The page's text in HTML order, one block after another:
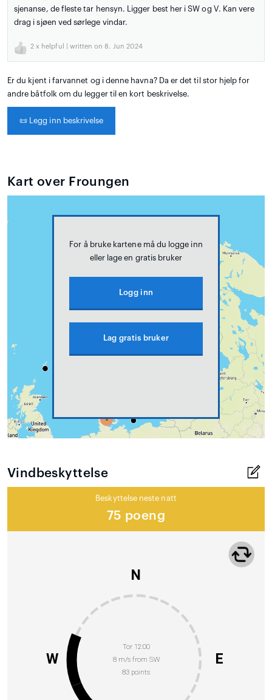
sjenanse, de fleste tar hensyn. Ligger best her i SW og V. Kan vere
drag i sjøen ved sørlege vindar.
2 x helpful | written on 8. Jun 2024
Er du kjent i farvannet og i denne havna? Da er det til stor hjelp for
andre båtfolk om du legger til en kort beskrivelse.
📜 Legg inn beskrivelse
Kart over Froungen
For å bruke kartene må du logge inn
eller lage en gratis bruker
Logg inn
Lag gratis bruker
Vindbeskyttelse
Beskyttelse neste natt
75 poeng
Tor 12:00
8 m/s from SW
83 points
N
E
W